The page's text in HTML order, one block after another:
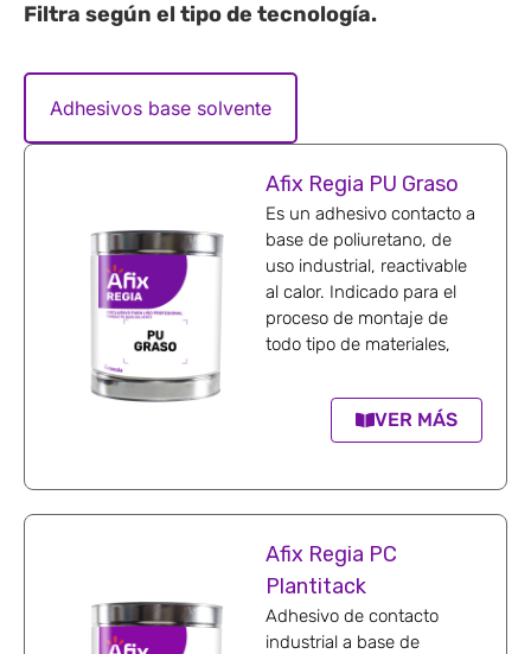
Filtra según el tipo de tecnología.
Adhesivos base solvente
Afix Regia PU Graso
Es un adhesivo contacto a
base de poliuretano, de
uso industrial, reactivable
al calor. Indicado para el
proceso de montaje de
todo tipo de materiales,
VER MÁS
Afix Regia PC
Plantitack
Adhesivo de contacto
industrial a base de